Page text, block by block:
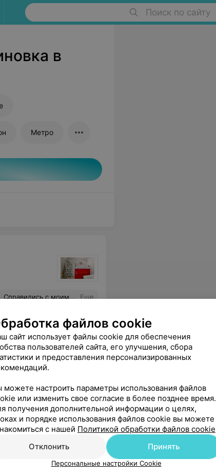
Поиск по сайту
в
Метро
экспресс- линьки , шерсти дома нет вообще ! Еще
что бы при походе в салон, так же не учли его индивидуальность, а обскубли как всех. Больше никогда в жизни я не отвезу своего малыша к вам и никогда в жизни вас не посоветую Еще
файлов cookie
сайт использует файлы cookie для обеспечения
пользователей сайта, его улучшения, сбора
и предоставления персонализированных
можете настроить параметры использования файлов
или изменить свое согласие в более позднее время.
получения дополнительной информации о целях,
и порядке использования файлов cookie вы можете
с нашей Политикой обработки файлов cookie
Отклонить
Принять
Персональные настройки Cookie